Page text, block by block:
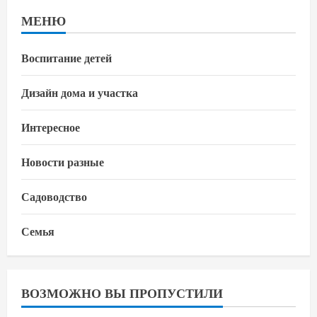
МЕНЮ
Воспитание детей
Дизайн дома и участка
Интересное
Новости разные
Садоводство
Семья
ВОЗМОЖНО ВЫ ПРОПУСТИЛИ